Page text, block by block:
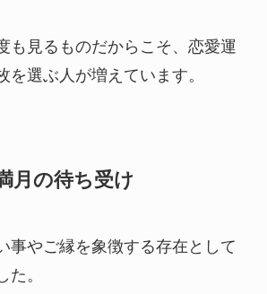
も見るものだからこそ、恋愛運
を選ぶ人が増えています。
月の待ち受け
事やご縁を象徴する存在として
た。